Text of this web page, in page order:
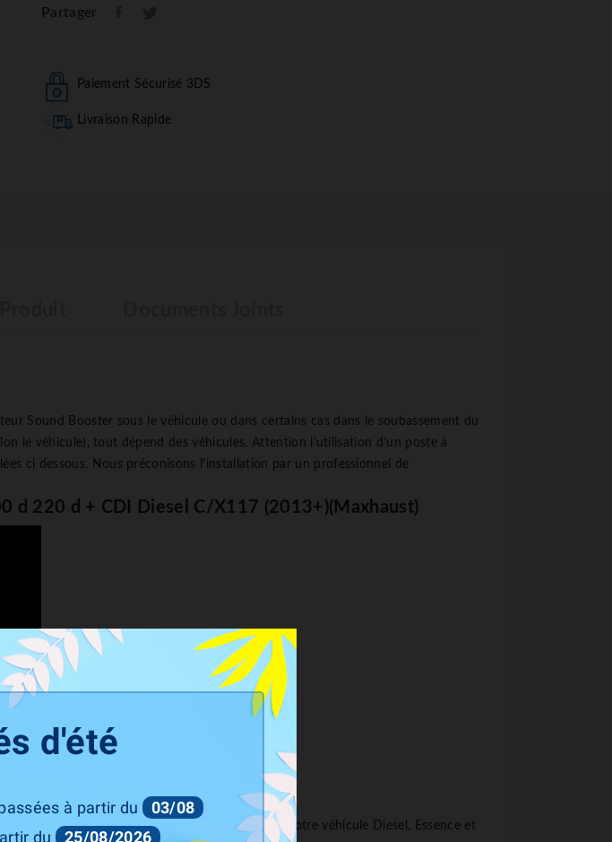
Partager
Paiement Sécurisé 3DS
Livraison Rapide
Sound Booster sous le véhicule ou dans certains cas dans le soubassement du
le véhicule), tout dépend des véhicules. Attention l'utilisation d'un poste à
ci dessous. Nous préconisons l'installation par un professionnel de
d 220 d + CDI Diesel C/X117 (2013+)(Maxhaust)
qui ont pour objectif de sublimer le son de votre véhicule Diesel, Essence et
d'été
à partir du
03/08
du
25/08/2026